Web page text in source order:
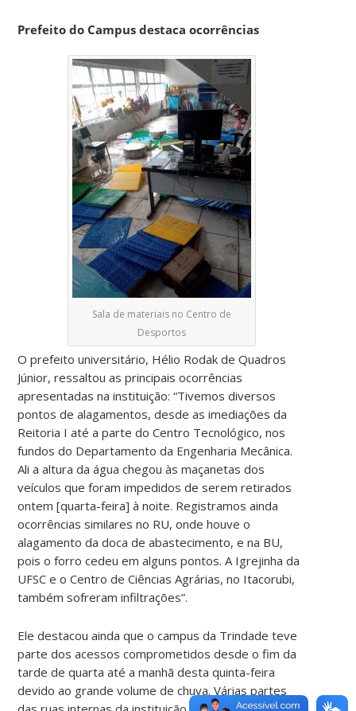
Prefeito do Campus destaca ocorrências
Sala de materiais no Centro de
Desportos
O prefeito universitário, Hélio Rodak de Quadros
Júnior, ressaltou as principais ocorrências
apresentadas na instituição: “Tivemos diversos
pontos de alagamentos, desde as imediações da
Reitoria I até a parte do Centro Tecnológico, nos
fundos do Departamento da Engenharia Mecânica.
Ali a altura da água chegou às maçanetas dos
veículos que foram impedidos de serem retirados
ontem [quarta-feira] à noite. Registramos ainda
ocorrências similares no RU, onde houve o
alagamento da doca de abastecimento, e na BU,
pois o forro cedeu em alguns pontos. A Igrejinha da
UFSC e o Centro de Ciências Agrárias, no Itacorubi,
também sofreram infiltrações”.
Ele destacou ainda que o campus da Trindade teve
parte dos acessos comprometidos desde o fim da
tarde de quarta até a manhã desta quinta-feira
devido ao grande volume de chuva. Várias partes